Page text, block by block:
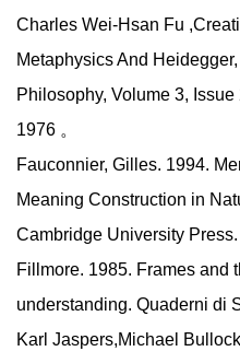
Charles Wei-Hsan Fu
Metaphysics And
Philosophy, Volume 3,
1976 。
Fauconnier, Gilles. 1994.
Meaning Construction in
Cambridge University Press.
Fillmore. 1985. Frames and
understanding. Quaderni di
Karl Jaspers,Michael